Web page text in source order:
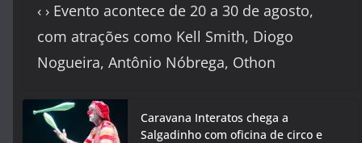
‹ › Evento acontece de 20 a 30 de agosto,
com atrações como Kell Smith, Diogo
Nogueira, Antônio Nóbrega, Othon
Caravana Interatos chega a
Salgadinho com oficina de circo e